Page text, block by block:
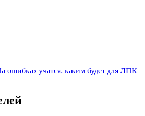
ошибках учатся: каким будет для ЛПК